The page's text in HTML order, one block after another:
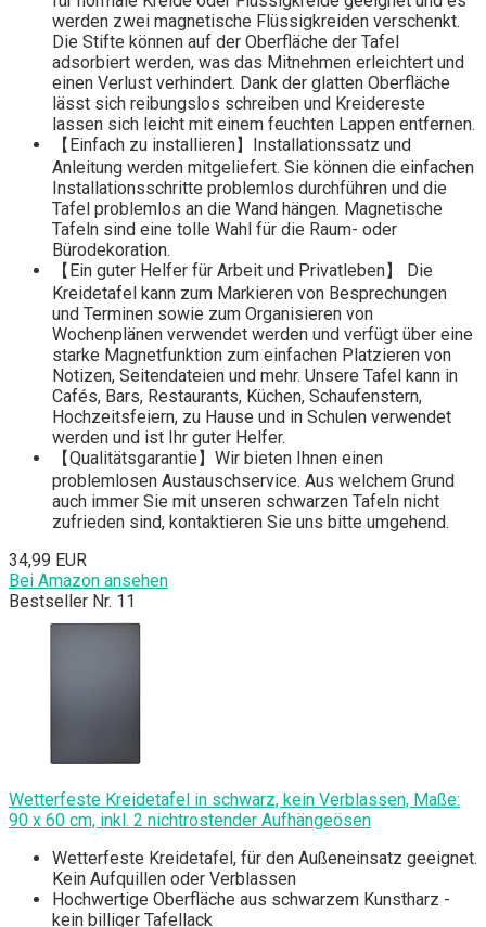
werden zwei magnetische Flüssigkreiden verschenkt.
Die Stifte können auf der Oberfläche der Tafel
adsorbiert werden, was das Mitnehmen erleichtert und
einen Verlust verhindert. Dank der glatten Oberfläche
lässt sich reibungslos schreiben und Kreidereste
lassen sich leicht mit einem feuchten Lappen entfernen.
【Einfach zu installieren】Installationssatz und
Anleitung werden mitgeliefert. Sie können die einfachen
Installationsschritte problemlos durchführen und die
Tafel problemlos an die Wand hängen. Magnetische
Tafeln sind eine tolle Wahl für die Raum- oder
Bürodekoration.
【Ein guter Helfer für Arbeit und Privatleben】 Die
Kreidetafel kann zum Markieren von Besprechungen
und Terminen sowie zum Organisieren von
Wochenplänen verwendet werden und verfügt über eine
starke Magnetfunktion zum einfachen Platzieren von
Notizen, Seitendateien und mehr. Unsere Tafel kann in
Cafés, Bars, Restaurants, Küchen, Schaufenstern,
Hochzeitsfeiern, zu Hause und in Schulen verwendet
werden und ist Ihr guter Helfer.
【Qualitätsgarantie】Wir bieten Ihnen einen
problemlosen Austauschservice. Aus welchem Grund
auch immer Sie mit unseren schwarzen Tafeln nicht
zufrieden sind, kontaktieren Sie uns bitte umgehend.
34,99 EUR
Bei Amazon ansehen
Bestseller Nr. 11
Wetterfeste Kreidetafel in schwarz, kein Verblassen, Maße:
90 x 60 cm, inkl. 2 nichtrostender Aufhängeösen
Wetterfeste Kreidetafel, für den Außeneinsatz geeignet.
Kein Aufquillen oder Verblassen
Hochwertige Oberfläche aus schwarzem Kunstharz -
kein billiger Tafellack